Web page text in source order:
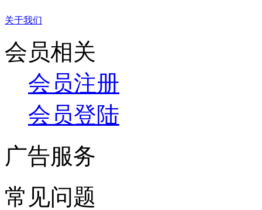
关于我们
会员相关
会员注册
会员登陆
广告服务
常见问题